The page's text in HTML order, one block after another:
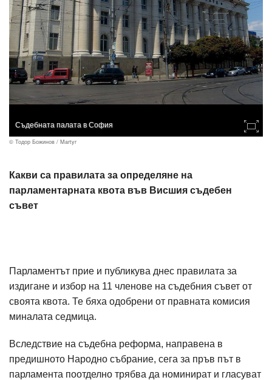
Съдебната палата в София
© Тодор Божинов / Martyr
Какви са правилата за определяне на
парламентарната квота във Висшия съдебен
съвет
Парламентът прие и публикува днес правилата за
издигане и избор на 11 членове на съдебния съвет от
своята квота. Те бяха одобрени от правната комисия
миналата седмица.
Вследствие на съдебна реформа, направена в
предишното Народно събрание, сега за пръв път в
парламента поотделно трябва да номинират и гласуват